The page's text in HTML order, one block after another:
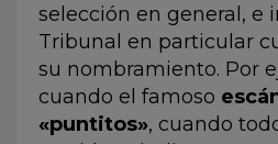
selección en general, e
Tribunal en particular
su nombramiento. Por
cuando el famoso
«puntitos», cuando